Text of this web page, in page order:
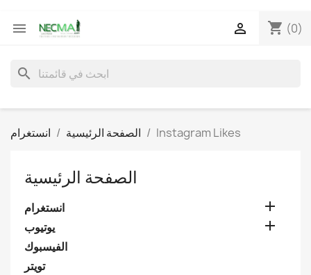
 shopping_cart (0)

search
الصفحة الرئيسية انستغرام Instagram Likes
الصفحة الرئيسية
انستغرام 
يوتيوب 
الفيسبوك
تويتر